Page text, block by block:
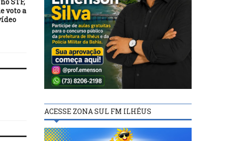
voto a
inscrições para construção e
conclusão de moradias em
áreas rurais
cadastro para
começa amanhã
ACESSE ZONA SUL FM ILHÉUS